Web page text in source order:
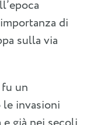
di
sulla via
un
invasioni